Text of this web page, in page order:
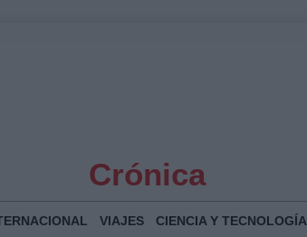
Crónica
VIAJES CIENCIA Y TECNOLOGÍA